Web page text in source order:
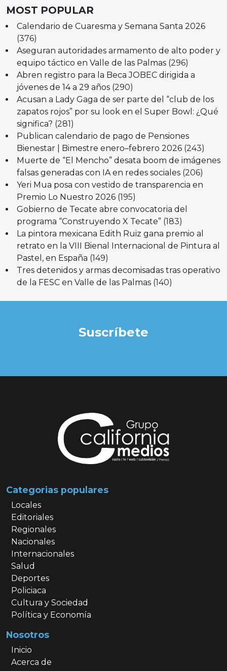
MOST POPULAR
Calendario de Cuaresma y Semana Santa 2026
(376)
Aseguran autoridades armamento de alto poder y
equipo táctico en Valle de las Palmas (296)
Abren registro para la Beca JOBEC dirigida a
jóvenes de 14 a 29 años (290)
Acusan a Lady Gaga de ser parte del “club de los
zapatos rojos” por su look en el Super Bowl: ¿Qué
significa? (281)
Publican calendario de pago de Pensiones
Bienestar | Bimestre enero–febrero 2026 (243)
Muerte de “El Mencho” desata boom de imágenes
falsas generadas con IA en redes sociales (206)
Yeri Mua posa con vestido de transparencia en
Premio Lo Nuestro 2026 (195)
Gobierno de Tecate abre convocatoria del
programa “Construyendo X Tecate” (183)
La pintora mexicana Edith Ruiz gana premio al
retrato en la VIII Bienal Internacional de Pintura al
Pastel, en España (149)
Tres detenidos y armas decomisadas tras operativo
de la FESC en Valle de las Palmas (140)
Suscríbete
Categorias populares
Locales
Editoriales
Regionales
Nacionales
Internacionales
Salud
Deportes
Policiaca
Cultura y Sociedad
Política y Economía
Nosotros
Inicio
Acerca de